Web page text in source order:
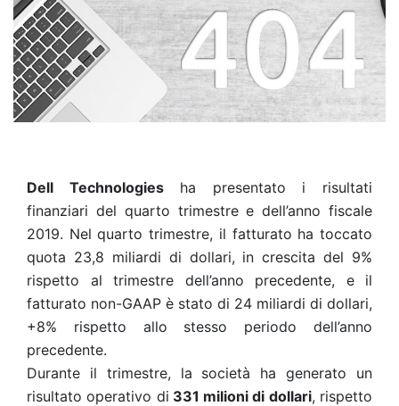
Dell Technologiesha presentato i risultati
finanziari del quarto trimestre e dell’anno fiscale
2019. Nel quarto trimestre, il fatturato ha toccato
quota 23,8 miliardi di dollari, in crescita del 9%
rispetto al trimestre dell’anno precedente, e il
fatturato non-GAAP è stato di 24 miliardi di dollari,
+8% rispetto allo stesso periodo dell’anno
precedente.
Durante il trimestre, la società ha generato un
risultato operativo di 331 milioni di dollari, rispetto